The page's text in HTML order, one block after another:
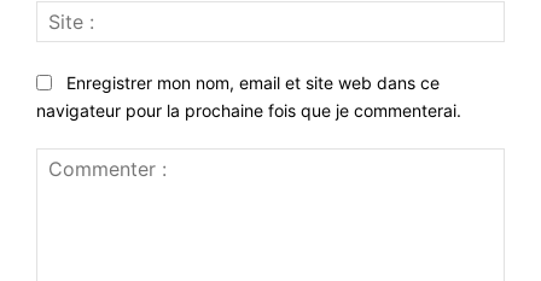
:
Enregistrer mon nom, email et site web dans ce
navigateur pour la prochaine fois que je commenterai.